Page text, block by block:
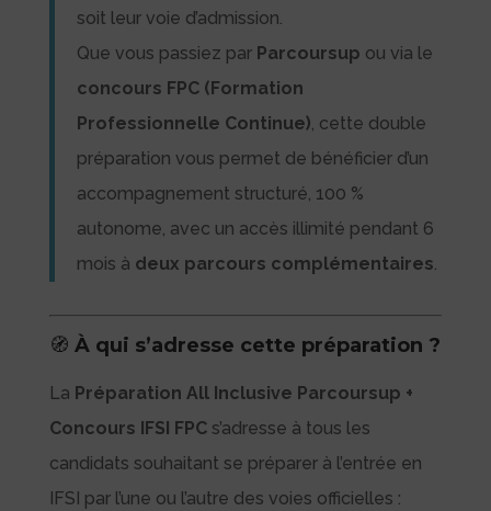
soit leur voie d’admission.
Que vous passiez par Parcoursup ou via le
concours FPC (Formation
Professionnelle Continue), cette double
préparation vous permet de bénéficier d’un
accompagnement structuré, 100 %
autonome, avec un accès illimité pendant 6
mois à deux parcours complémentaires.
🧭 À qui s’adresse cette préparation ?
La Préparation All Inclusive Parcoursup +
Concours IFSI FPCs’adresse à tous les
candidats souhaitant se préparer à l’entrée en
IFSI par l’une ou l’autre des voies officielles :